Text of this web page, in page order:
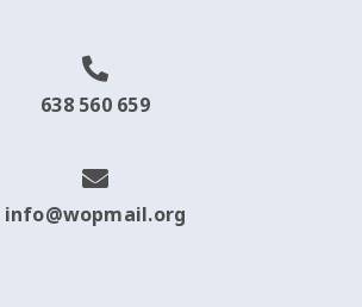
638 560 659
info@wopmail.org